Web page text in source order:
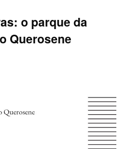
o parque da
Querosene